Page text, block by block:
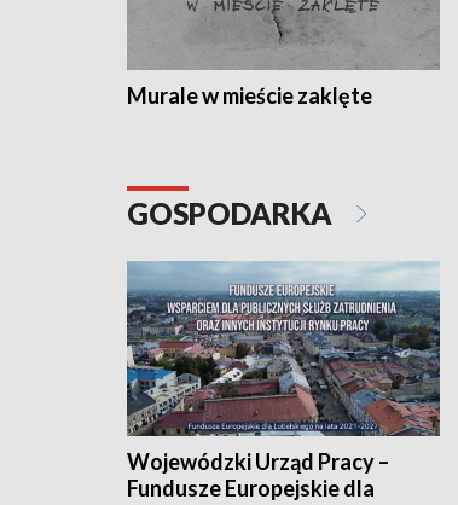
Murale w mieście zaklęte
GOSPODARKA
Wojewódzki Urząd Pracy –
Fundusze Europejskie dla